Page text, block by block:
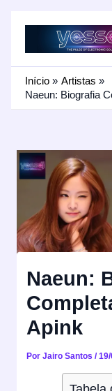
Início
Artistas
Naeun: Biografia
Naeun:
Apink
PorJairo Santos/